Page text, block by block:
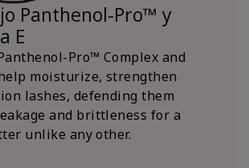
Panthenol-Pro™ y
E
Pro™ Complex and
moisturize, strengthen
lashes, defending them
and brittleness for a
unlike any other.